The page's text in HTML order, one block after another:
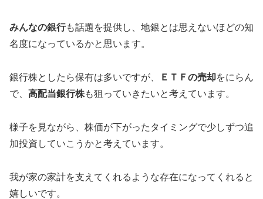
みんなの銀行も話題を提供し、地銀とは思えないほどの知
名度になっているかと思います。
銀行株としたら保有は多いですが、 ＥＴＦの売却をにらん
で、 高配当銀行株も狙っていきたいと考えています。
様子を見ながら、株価が下がったタイミングで少しずつ追
加投資していこうかと考えています。
我が家の家計を支えてくれるような存在になってくれると
嬉しいです。